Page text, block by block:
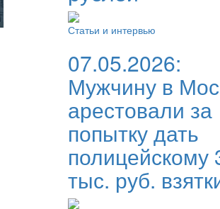
Статьи и интервью
07.05.2026:
Мужчину в
арестовали за
попытку дать
полицейскому
тыс. руб.